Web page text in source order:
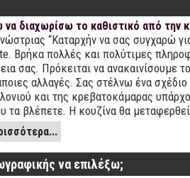
“Καταρχήν να σας συγχαρώ
Βρήκα πολλές και πολύτιμες
σας. Πρόκειται να ανακαινίσουμε
αλλαγές. Σας στέλνω ένα
και της κρεβατοκάμαρας
τα βλέπετε. Η κουζίνα θα
να επιλέξω;